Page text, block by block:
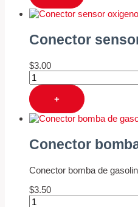
Conector
$3.00
+
Conector
Conector bomba de
$3.50